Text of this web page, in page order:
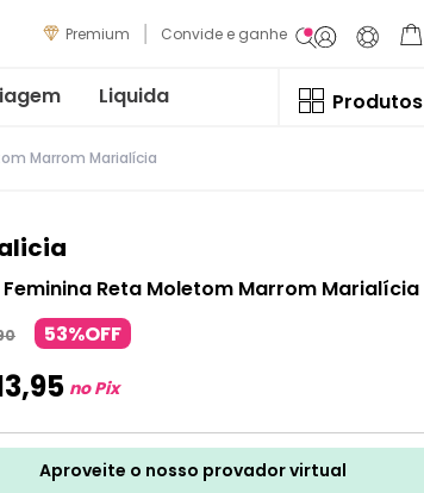
Premium Convide e ganhe
Liquida Produtos
Marrom Marialícia
Reta Moletom Marrom Marialícia
53%OFF
,95 no Pix
Aproveite o nosso provador virtual